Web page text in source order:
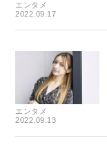
エンタメ
2022.09.17
エンタメ
2022.09.13